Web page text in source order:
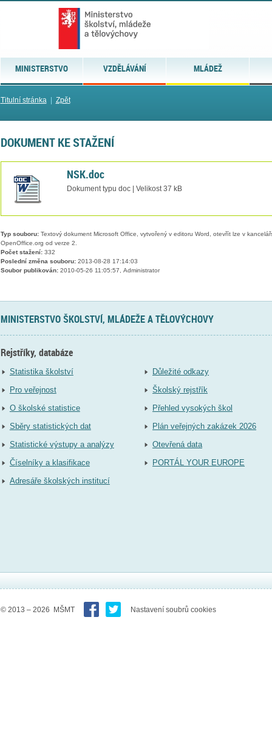
MINISTERSTVO VZDĚLÁVÁNÍ MLÁDEŽ
Titulní stránka| Zpět
DOKUMENT KE STAŽENÍ
NSK.doc
Dokument typu doc | Velikost 37 kB
Typ souboru:Textový dokument Microsoft Office, vytvořený v editoru Word, otevřít lze v
OpenOffice.org od verze 2.
Počet stažení:332
Poslední změna souboru:2013-08-28 17:14:03
Soubor publikován:2010-05-26 11:05:57, Administrator
MINISTERSTVO ŠKOLSTVÍ, MLÁDEŽE A TĚLOVÝCHOVY
Rejstříky, databáze
Statistika školství
Pro veřejnost
O školské statistice
Sběry statistických dat
Statistické výstupy a analýzy
Číselníky a klasifikace
Adresáře školských institucí
Důležité odkazy
Školský rejstřík
Přehled vysokých škol
Plán veřejných zakázek 2026
Otevřená data
PORTÁL YOUR EUROPE
© 2013 – 2026 MŠMT Nastavení soubrů cookies